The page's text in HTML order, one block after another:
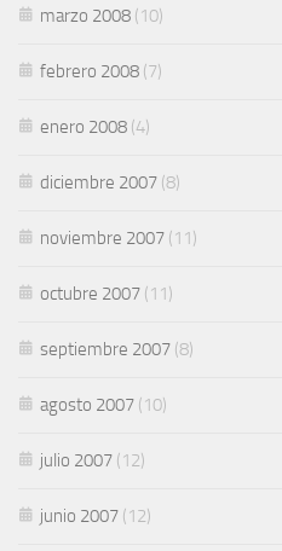
marzo 2008 (10)
febrero 2008 (7)
enero 2008 (4)
diciembre 2007 (8)
noviembre 2007 (11)
octubre 2007 (11)
septiembre 2007 (8)
agosto 2007 (10)
julio 2007 (12)
junio 2007 (12)